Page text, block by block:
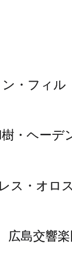
・フィ
・ヘーデ
ス・オ
島交響楽